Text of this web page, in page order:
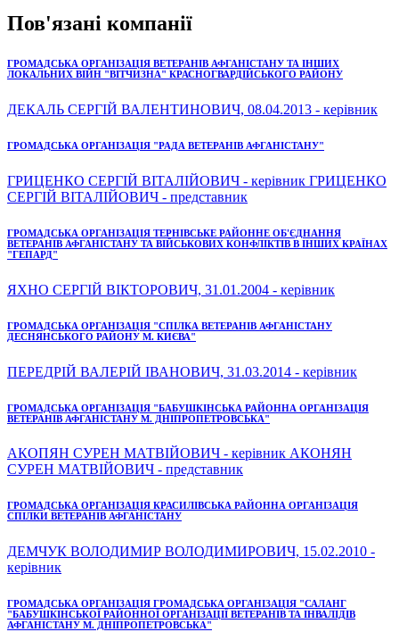
Пов'язані компанії
ГРОМАДСЬКА ОРГАНІЗАЦІЯ ВЕТЕРАНІВ АФГАНІСТАНУ ТА ІНШИХ
ЛОКАЛЬНИХ ВІЙН "ВІТЧИЗНА" КРАСНОГВАРДІЙСЬКОГО РАЙОНУ
ДЕКАЛЬ СЕРГІЙ ВАЛЕНТИНОВИЧ, 08.04.2013 - керівник
ГРОМАДСЬКА ОРГАНІЗАЦІЯ "РАДА ВЕТЕРАНІВ АФГАНІСТАНУ"
ГРИЦЕНКО СЕРГІЙ ВІТАЛІЙОВИЧ - керівник ГРИЦЕНКО
СЕРГІЙ ВІТАЛІЙОВИЧ - представник
ГРОМАДСЬКА ОРГАНІЗАЦІЯ ТЕРНІВСЬКЕ РАЙОННЕ ОБ'ЄДНАННЯ
ВЕТЕРАНІВ АФГАНІСТАНУ ТА ВІЙСЬКОВИХ КОНФЛІКТІВ В ІНШИХ КРАЇНАХ
"ГЕПАРД"
ЯХНО СЕРГІЙ ВІКТОРОВИЧ, 31.01.2004 - керівник
ГРОМАДСЬКА ОРГАНІЗАЦІЯ "СПІЛКА ВЕТЕРАНІВ АФГАНІСТАНУ
ДЕСНЯНСЬКОГО РАЙОНУ М. КИЄВА"
ПЕРЕДРІЙ ВАЛЕРІЙ ІВАНОВИЧ, 31.03.2014 - керівник
ГРОМАДСЬКА ОРГАНІЗАЦІЯ "БАБУШКІНСЬКА РАЙОННА ОРГАНІЗАЦІЯ
ВЕТЕРАНІВ АФГАНІСТАНУ М. ДНІПРОПЕТРОВСЬКА"
АКОПЯН СУРЕН МАТВІЙОВИЧ - керівник АКОНЯН
СУРЕН МАТВІЙОВИЧ - представник
ГРОМАДСЬКА ОРГАНІЗАЦІЯ КРАСИЛІВСЬКА РАЙОННА ОРГАНІЗАЦІЯ
СПІЛКИ ВЕТЕРАНІВ АФГАНІСТАНУ
ДЕМЧУК ВОЛОДИМИР ВОЛОДИМИРОВИЧ, 15.02.2010 -
керівник
ГРОМАДСЬКА ОРГАНІЗАЦІЯ ГРОМАДСЬКА ОРГАНІЗАЦІЯ "САЛАНГ
"БАБУШКІНСЬКОЇ РАЙОННОЇ ОРГАНІЗАЦІЇ ВЕТЕРАНІВ ТА ІНВАЛІДІВ
АФГАНІСТАНУ М. ДНІПРОПЕТРОВСЬКА"